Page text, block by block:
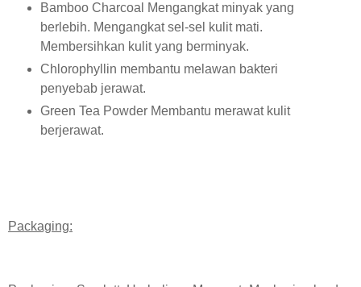
Bamboo Charcoal Mengangkat minyak yang
berlebih. Mengangkat sel-sel kulit mati.
Membersihkan kulit yang berminyak.
Chlorophyllin membantu melawan bakteri
penyebab jerawat.
Green Tea Powder Membantu merawat kulit
berjerawat.
Packaging: